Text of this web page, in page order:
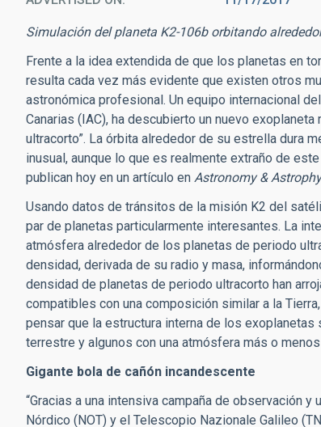
Simulación del planeta K2-106b orbitando
Frente a la idea extendida de que los planetas en
resulta cada vez más evidente que existen otros
astronómica profesional. Un equipo internacional
Canarias (IAC), ha descubierto un nuevo
ultracorto”. La órbita alrededor de su estrella dura
inusual, aunque lo que es realmente extraño de
publican hoy en un artículo en Astronomy &
Usando datos de tránsitos de la misión K2 del
par de planetas particularmente interesantes. La
atmósfera alrededor de los planetas de periodo
densidad, derivada de su radio y masa,
densidad de planetas de periodo ultracorto han
compatibles con una composición similar a la
pensar que la estructura interna de los
terrestre y algunos con una atmósfera más o
Gigante bola de cañón incandescente
“Gracias a una intensiva campaña de observación
Nórdico (NOT) y el Telescopio Nazionale Galileo